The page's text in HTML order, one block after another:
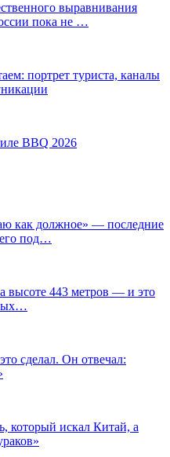
выравнивания
пока не …
портрет туриста, каналы
BBQ 2026
как должное» — последние
под…
высоте 443 метров — и это
сделал. Он отвечал:
который искал Китай, а